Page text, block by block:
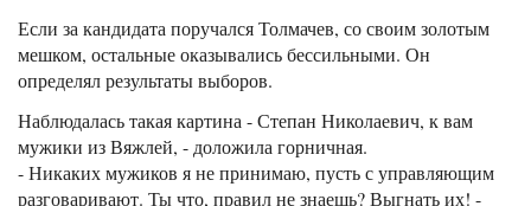
Если за кандидата поручался Толмачев, со своим золотым
мешком, остальные оказывались бессильными. Он
определял результаты выборов.
Наблюдалась такая картина - Степан Николаевич, к вам
мужики из Вяжлей, - доложила горничная.
- Никаких мужиков я не принимаю, пусть с управляющим
разговаривают. Ты что, правил не знаешь? Выгнать их! -